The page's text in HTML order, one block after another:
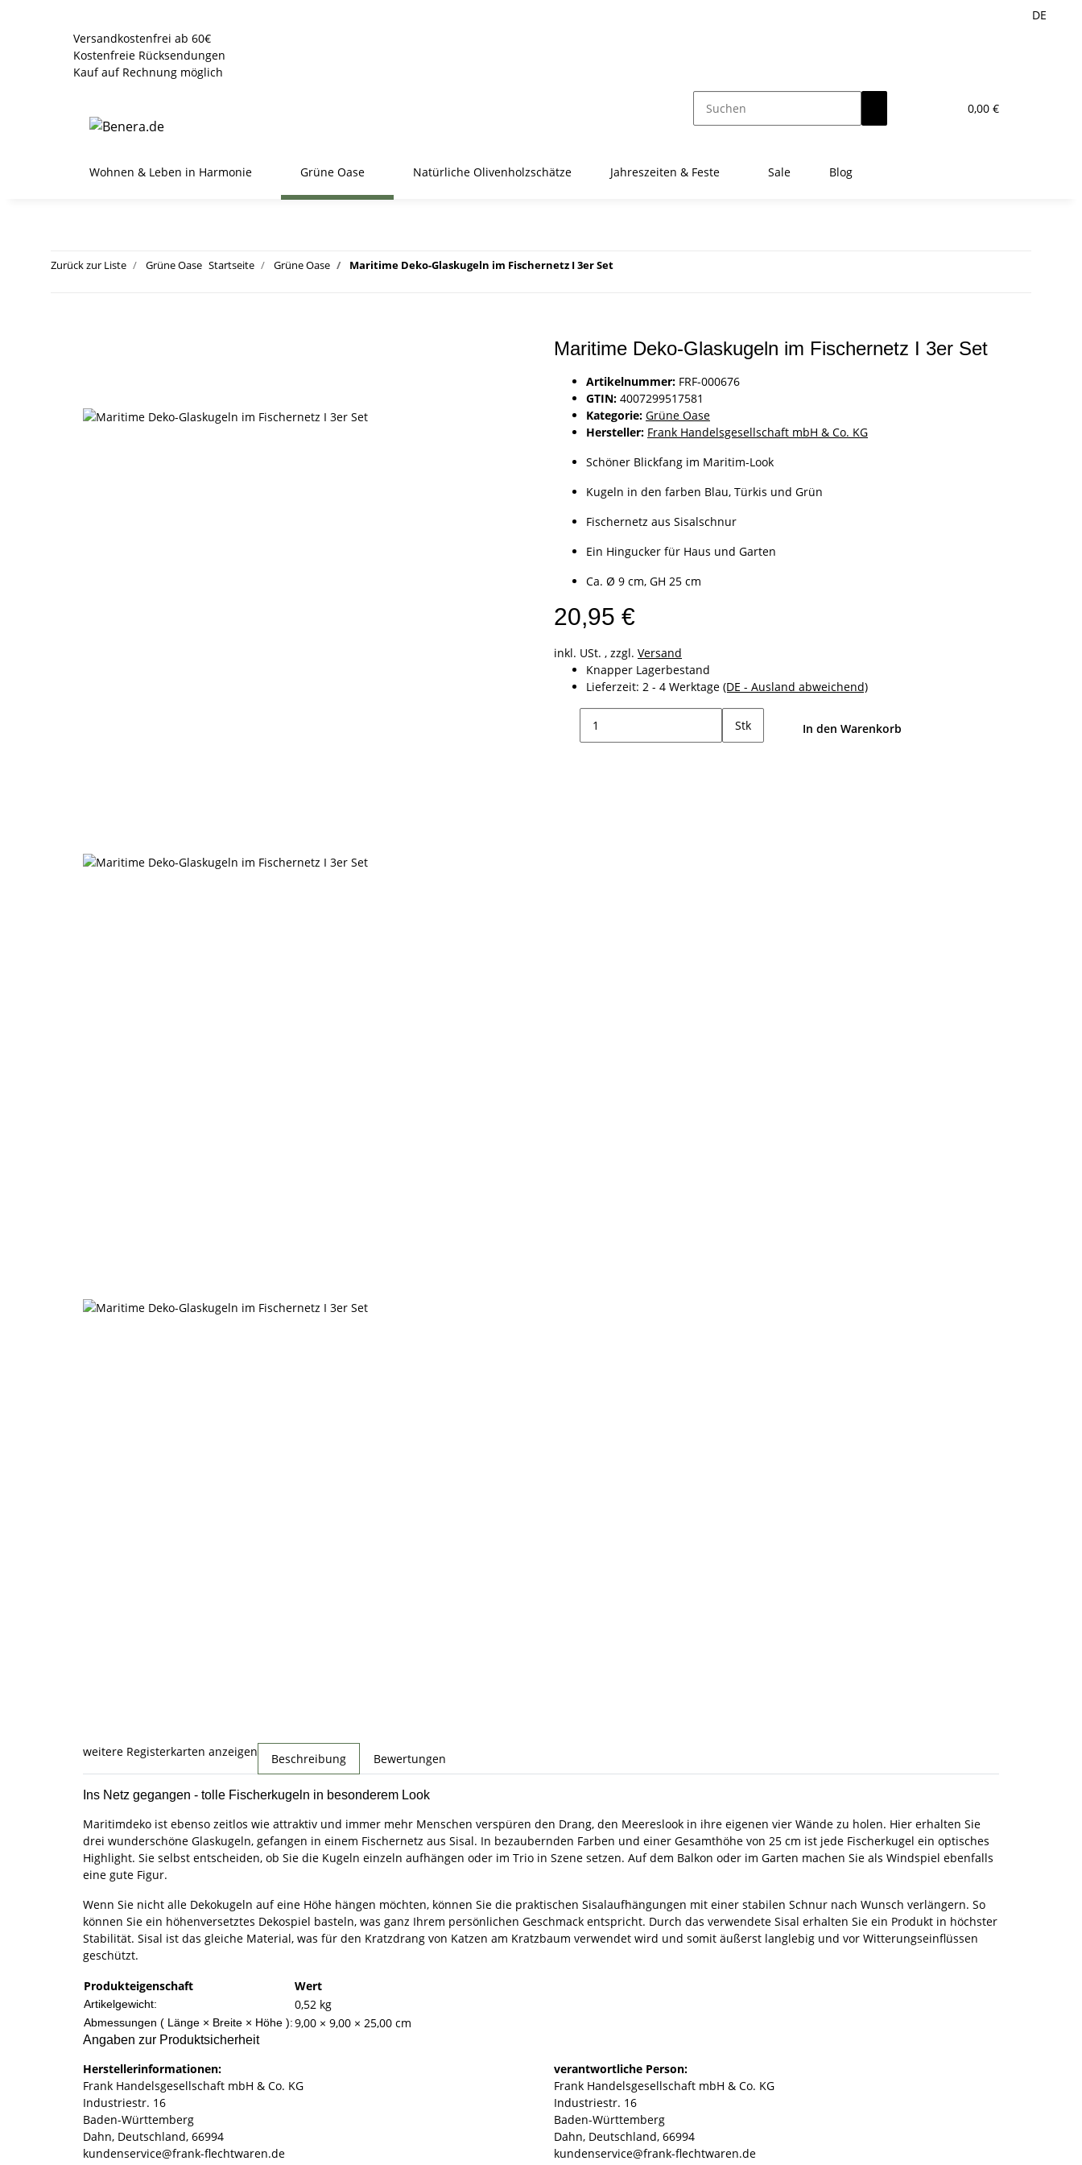
DE
Versandkostenfrei ab 60€
Kostenfreie Rücksendungen
Kauf auf Rechnung möglich
0,00 €
Wohnen & Leben in Harmonie Grüne Oase Natürliche Olivenholzschätze Jahreszeiten & Feste Sale Blog
Zurück zur Liste Grüne Oase Startseite Grüne Oase Maritime Deko-Glaskugeln im Fischernetz I 3er Set
Maritime Deko-Glaskugeln im Fischernetz I 3er Set
Artikelnummer: FRF-000676
GTIN: 4007299517581
Kategorie: Grüne Oase
Hersteller: Frank Handelsgesellschaft mbH & Co. KG
Schöner Blickfang im Maritim-Look
Kugeln in den farben Blau, Türkis und Grün
Fischernetz aus Sisalschnur
Ein Hingucker für Haus und Garten
Ca. Ø 9 cm, GH 25 cm
20,95 €
inkl. USt. , zzgl. Versand
Knapper Lagerbestand
Lieferzeit: 2 - 4 Werktage (DE - Ausland abweichend)
Stk In den Warenkorb
weitere Registerkarten anzeigen Beschreibung Bewertungen
Ins Netz gegangen - tolle Fischerkugeln in besonderem Look
Maritimdeko ist ebenso zeitlos wie attraktiv und immer mehr Menschen verspüren den Drang, den Meereslook in ihre eigenen vier Wände zu holen. Hier erhalten Sie
drei wunderschöne Glaskugeln, gefangen in einem Fischernetz aus Sisal. In bezaubernden Farben und einer Gesamthöhe von 25 cm ist jede Fischerkugel ein optisches
Highlight. Sie selbst entscheiden, ob Sie die Kugeln einzeln aufhängen oder im Trio in Szene setzen. Auf dem Balkon oder im Garten machen Sie als Windspiel ebenfalls
eine gute Figur.
Wenn Sie nicht alle Dekokugeln auf eine Höhe hängen möchten, können Sie die praktischen Sisalaufhängungen mit einer stabilen Schnur nach Wunsch verlängern. So
können Sie ein höhenversetztes Dekospiel basteln, was ganz Ihrem persönlichen Geschmack entspricht. Durch das verwendete Sisal erhalten Sie ein Produkt in höchster
Stabilität. Sisal ist das gleiche Material, was für den Kratzdrang von Katzen am Kratzbaum verwendet wird und somit äußerst langlebig und vor Witterungseinflüssen
geschützt.
Produkteigenschaft
Wert
Artikelgewicht: 0,52 kg
Abmessungen ( Länge × Breite × Höhe ):9,00 × 9,00 × 25,00 cm
Angaben zur Produktsicherheit
Herstellerinformationen:
Frank Handelsgesellschaft mbH & Co. KG
Industriestr. 16
Baden-Württemberg
Dahn, Deutschland, 66994
kundenservice@frank-flechtwaren.de
verantwortliche Person:
Frank Handelsgesellschaft mbH & Co. KG
Industriestr. 16
Baden-Württemberg
Dahn, Deutschland, 66994
kundenservice@frank-flechtwaren.de